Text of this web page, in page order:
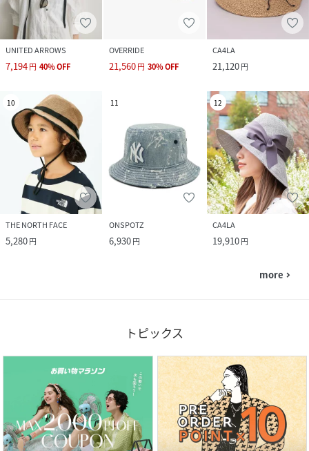
UNITED ARROWS
7,194円 40%OFF
OVERRIDE
21,560円 30%OFF
CA4LA
21,120円
10
THE NORTH FACE
5,280円
11
ONSPOTZ
6,930円
12
CA4LA
19,910円
more navigate_next
トピックス